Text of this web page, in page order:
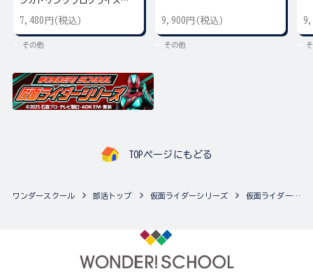
7,480円(税込)
その他
9,900円(税込)
その他
TOPページにもどる
ワンダースクール 部活トップ 仮面ライダーシリーズ 仮面ライダーシリーズの最新商品一覧